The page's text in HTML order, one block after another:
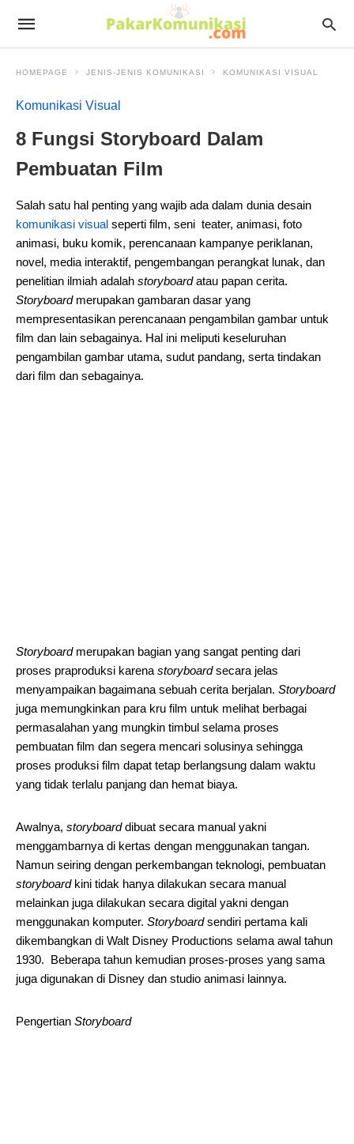
HOMEPAGE JENIS-JENIS KOMUNIKASI KOMUNIKASI VISUAL
Komunikasi Visual
8 Fungsi Storyboard Dalam
Pembuatan Film
Salah satu hal penting yang wajib ada dalam dunia desain
komunikasi visual seperti film, seni teater, animasi, foto
animasi, buku komik, perencanaan kampanye periklanan,
novel, media interaktif, pengembangan perangkat lunak, dan
penelitian ilmiah adalah storyboardatau papan cerita.
Storyboardmerupakan gambaran dasar yang
mempresentasikan perencanaan pengambilan gambar untuk
film dan lain sebagainya. Hal ini meliputi keseluruhan
pengambilan gambar utama, sudut pandang, serta tindakan
dari film dan sebagainya.
Storyboardmerupakan bagian yang sangat penting dari
proses praproduksi karena storyboardsecara jelas
menyampaikan bagaimana sebuah cerita berjalan. Storyboard
juga memungkinkan para kru film untuk melihat berbagai
permasalahan yang mungkin timbul selama proses
pembuatan film dan segera mencari solusinya sehingga
proses produksi film dapat tetap berlangsung dalam waktu
yang tidak terlalu panjang dan hemat biaya.
Awalnya, storyboarddibuat secara manual yakni
menggambarnya di kertas dengan menggunakan tangan.
Namun seiring dengan perkembangan teknologi, pembuatan
storyboardkini tidak hanya dilakukan secara manual
melainkan juga dilakukan secara digital yakni dengan
menggunakan komputer. Storyboardsendiri pertama kali
dikembangkan di Walt Disney Productions selama awal tahun
1930. Beberapa tahun kemudian proses-proses yang sama
juga digunakan di Disney dan studio animasi lainnya.
Pengertian Storyboard